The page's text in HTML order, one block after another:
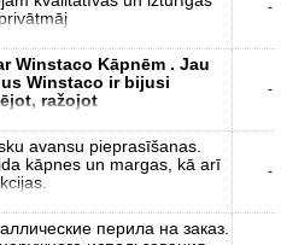
-
Winstaco Kāpnēm . Jau
Winstaco ir bijusi
ražojot
-
avansu pieprasīšanas.
kāpnes un margas, kā arī
-
перила на заказ.